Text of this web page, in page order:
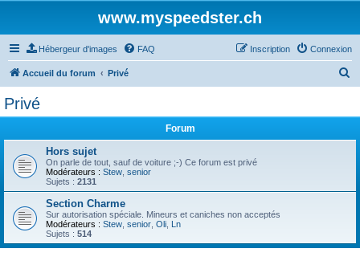
www.myspeedster.ch
Hébergeur d'images FAQ Connexion
Inscription
Accueil du forum Privé
r
Privé
Forum
Hors sujet
On parle de tout, sauf de voiture ;-) Ce forum est privé
Modérateurs : Stew senior
Sujets : 2131
Section Charme
Sur autorisation spéciale. Mineurs et caniches non acceptés
Modérateurs : Stew senior Oli Ln
Sujets : 514